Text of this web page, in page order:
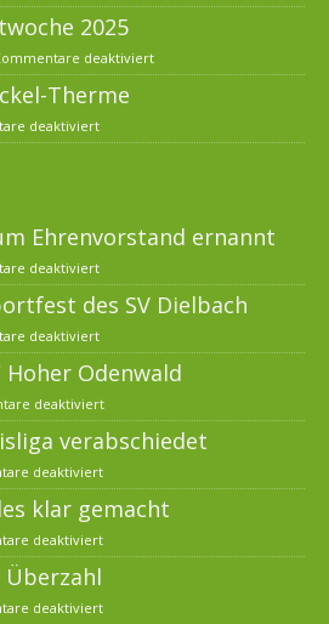
2025
deaktiviert
Therme
deaktiviert
Ehrenvorstand ernannt
deaktiviert
des SV Dielbach
deaktiviert
Odenwald
deaktiviert
verabschiedet
deaktiviert
klar gemacht
deaktiviert
Überzahl
deaktiviert